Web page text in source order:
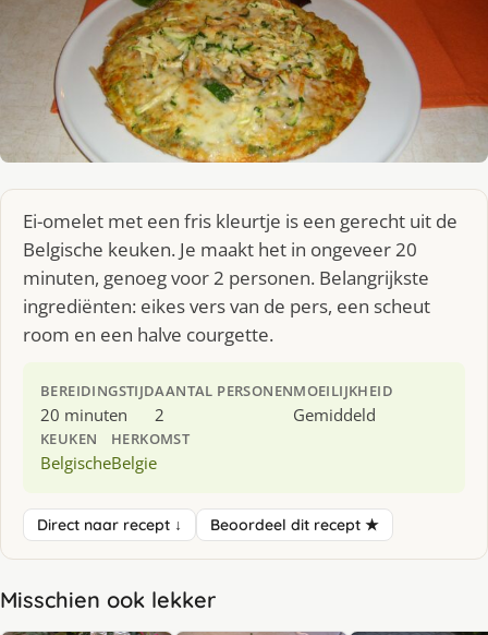
Ei-omelet met een fris kleurtje is een gerecht uit de
Belgische keuken. Je maakt het in ongeveer 20
minuten, genoeg voor 2 personen. Belangrijkste
ingrediënten: eikes vers van de pers, een scheut
room en een halve courgette.
BEREIDINGSTIJD
20 minuten
AANTAL PERSONEN
2
MOEILIJKHEID
Gemiddeld
KEUKEN
Belgische
HERKOMST
Belgie
Direct naar recept ↓ Beoordeel dit recept ★
Misschien ook lekker